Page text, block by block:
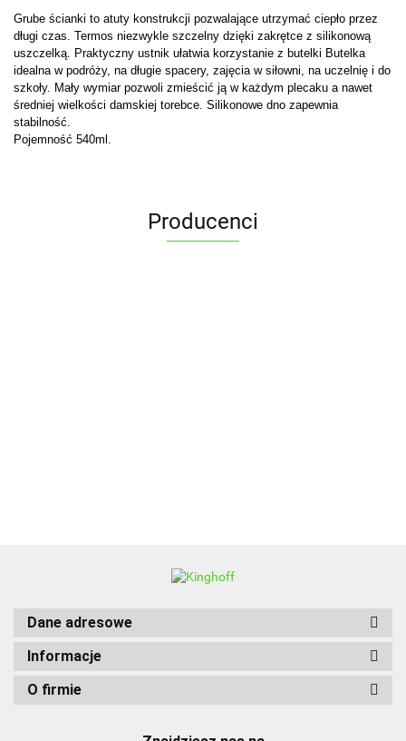
Grube ścianki to atuty konstrukcji pozwalające utrzymać ciepło przez
długi czas. Termos niezwykle szczelny dzięki zakrętce z silikonową
uszczelką. Praktyczny ustnik ułatwia korzystanie z butelki Butelka
idealna w podróży, na długie spacery, zajęcia w siłowni, na uczelnię i do
szkoły. Mały wymiar pozwoli zmieścić ją w każdym plecaku a nawet
średniej wielkości damskiej torebce. Silikonowe dno zapewnia
stabilność.
Pojemność 540ml.
Producenci
Dane adresowe
Informacje
O firmie